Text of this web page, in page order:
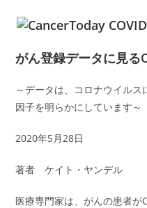
がん登録データに見る
～データは、コロナウイル
因子を明らかにしています～
2020年5月28日
著者 ケイト・ヤンデル
医療専門家は、がんの患者が